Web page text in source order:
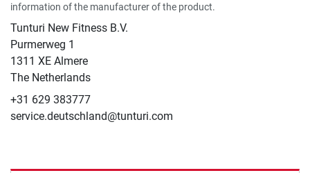
information of the manufacturer of the product.
Tunturi New Fitness B.V.
​Purmerweg 1
1311 XE Almere
The Netherlands
+31 629 383777
service.deutschland@tunturi.com